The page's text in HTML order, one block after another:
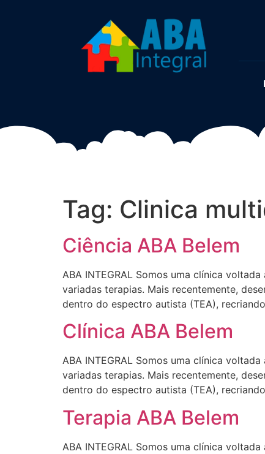
Tag: Clinica
Ciência ABA Belem
ABA INTEGRAL Somos uma clínica
variadas terapias. Mais recentemente,
dentro do espectro autista (TEA),
Clínica ABA Belem
ABA INTEGRAL Somos uma clínica
variadas terapias. Mais recentemente,
dentro do espectro autista (TEA),
Terapia ABA Belem
ABA INTEGRAL Somos uma clínica